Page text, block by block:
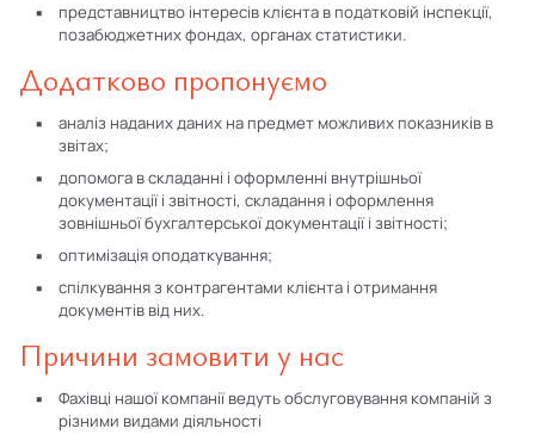
представництво інтересів клієнта в податковій інспекції,
позабюджетних фондах, органах статистики.
Додатково пропонуємо
аналіз наданих даних на предмет можливих показників в
звітах;
допомога в складанні і оформленні внутрішньої
документації і звітності, складання і оформлення
зовнішньої бухгалтерської документації і звітності;
оптимізація оподаткування;
спілкування з контрагентами клієнта і отримання
документів від них.
Причини замовити у нас
Фахівці нашої компанії ведуть обслуговування компаній з
різними видами діяльності